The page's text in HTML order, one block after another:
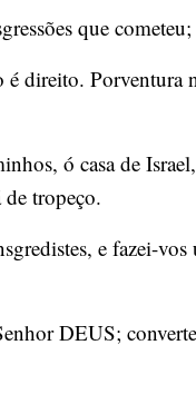
que
direito. Porventura
ó casa de
de tropeço.
e fazei-
DEUS;